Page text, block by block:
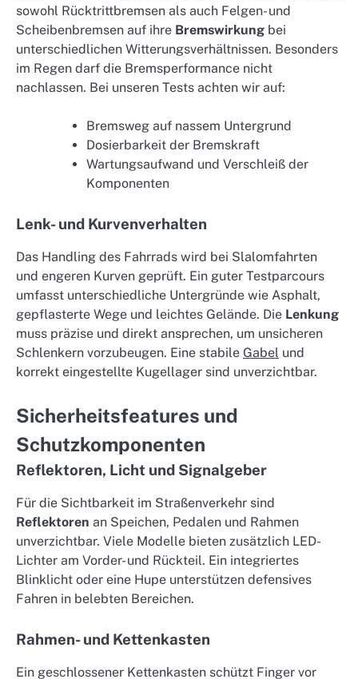
sowohl Rücktrittbremsen als auch Felgen- und
Scheibenbremsen auf ihre Bremswirkung bei
unterschiedlichen Witterungsverhältnissen. Besonders
im Regen darf die Bremsperformance nicht
nachlassen. Bei unseren Tests achten wir auf:
Bremsweg auf nassem Untergrund
Dosierbarkeit der Bremskraft
Wartungsaufwand und Verschleiß der
Komponenten
Lenk- und Kurvenverhalten
Das Handling des Fahrrads wird bei Slalomfahrten
und engeren Kurven geprüft. Ein guter Testparcours
umfasst unterschiedliche Untergründe wie Asphalt,
gepflasterte Wege und leichtes Gelände. Die Lenkung
muss präzise und direkt ansprechen, um unsicheren
Schlenkern vorzubeugen. Eine stabile Gabel und
korrekt eingestellte Kugellager sind unverzichtbar.
Sicherheitsfeatures und
Schutzkomponenten
Reflektoren, Licht und Signalgeber
Für die Sichtbarkeit im Straßenverkehr sind
Reflektoren an Speichen, Pedalen und Rahmen
unverzichtbar. Viele Modelle bieten zusätzlich LED-
Lichter am Vorder- und Rückteil. Ein integriertes
Blinklicht oder eine Hupe unterstützen defensives
Fahren in belebten Bereichen.
Rahmen- und Kettenkasten
Ein geschlossener Kettenkasten schützt Finger vor